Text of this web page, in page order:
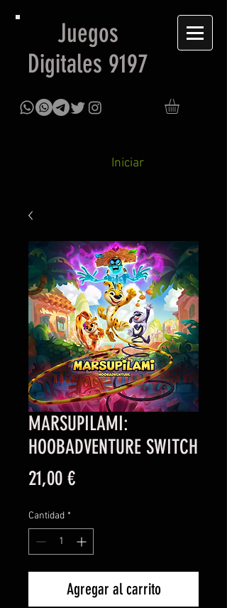
Juegos
Digitales 9197
Iniciar
MARSUPILAMI:
HOOBADVENTURE SWITCH
21,00 €Precio
Cantidad *
Agregar al carrito